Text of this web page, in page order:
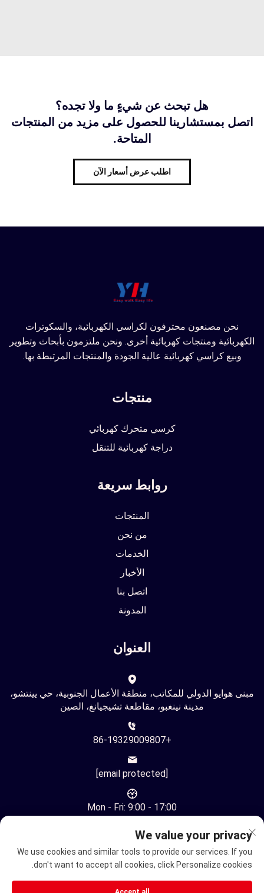
هل تبحث عن شيءٍ ما ولا تجده؟
اتصل بمستشارينا للحصول على مزيد من المنتجات
المتاحة.
اطلب عرض أسعار الآن
نحن مصنعون محترفون لكراسي الكهربائية، والسكوترات
الكهربائية ومنتجات كهربائية أخرى. ونحن ملتزمون بأبحاث وتطوير
وبيع كراسي كهربائية عالية الجودة والمنتجات المرتبطة بها.
منتجات
كرسي متحرك كهربائي
دراجة كهربائية للتنقل
روابط سريعة
المنتجات
من نحن
الخدمات
الأخبار
اتصل بنا
المدونة
العنوان
مبنى هوايو الدولي للمكاتب، منطقة الأعمال الجنوبية، حي يينتشو،
مدينة نينغبو، مقاطعة تشيجيانغ، الصين
+86-19329009807
[email protected]
Mon - Fri: 9:00 - 17:00
حقوق النشر © شركة نينغبو يوهوان للتكنولوجيا الأوتوماتيكية
We value your privacy
We use cookies and similar tools to provide our services. If you
don't want to accept all cookies, click Personalize cookies.